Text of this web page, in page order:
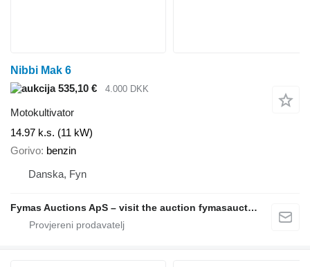
Nibbi Mak 6
535,10 €
4.000 DKK
Motokultivator
14.97 k.s. (11 kW)
Gorivo benzin
Danska, Fyn
Fymas Auctions ApS – visit the auction fymasauctions.dk